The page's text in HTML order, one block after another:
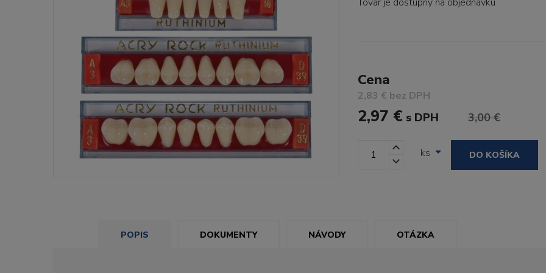
Cena
2,83 € bez DPH
2,97 € s DPH 3,00 €
ks DO KOŠÍKA
POPIS DOKUMENTY NÁVODY OTÁZKA